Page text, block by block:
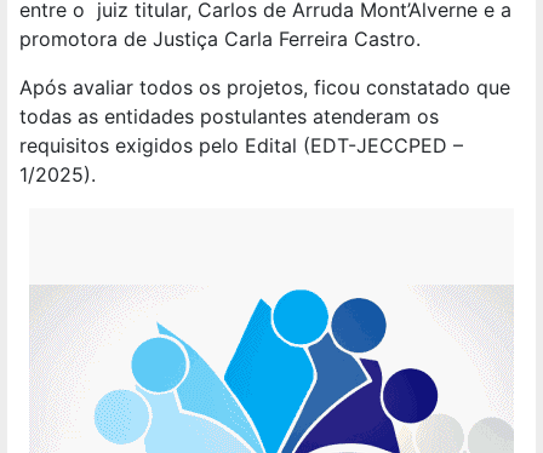
entre o juiz titular, Carlos de Arruda Mont’Alverne e a
promotora de Justiça Carla Ferreira Castro.
Após avaliar todos os projetos, ficou constatado que
todas as entidades postulantes atenderam os
requisitos exigidos pelo Edital (EDT-JECCPED –
1/2025).